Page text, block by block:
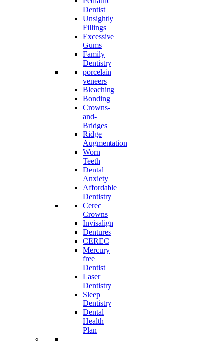
Dentist
Unsightly
Fillings
Excessive
Gums
Family
Dentistry
porcelain
veneers
Bleaching
Bonding
Crowns-
and-
Bridges
Ridge
Augmentation
Worn
Teeth
Dental
Anxiety
Affordable
Dentistry
Cerec
Crowns
Invisalign
Dentures
CEREC
Mercury
free
Dentist
Laser
Dentistry
Sleep
Dentistry
Dental
Health
Plan